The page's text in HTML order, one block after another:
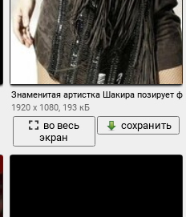
Знаменитая артистка Шакира позирует
1920 x 1080, 193 кБ
во весь
экран
сохранить